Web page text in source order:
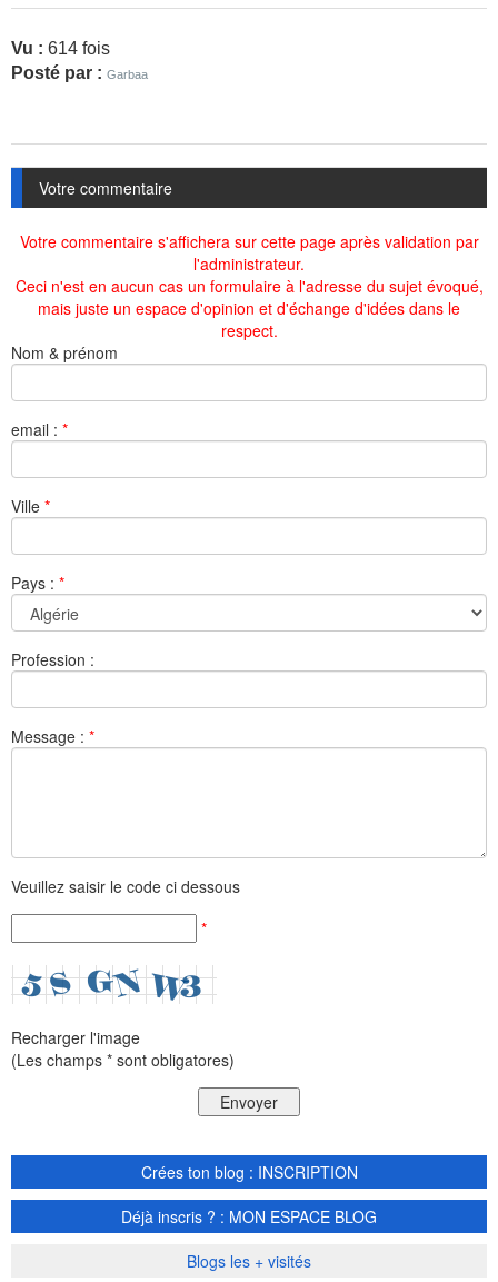
Vu : 614 fois
Posté par : Garbaa
Votre commentaire
Votre commentaire s'affichera sur cette page après validation par
l'administrateur.
Ceci n'est en aucun cas un formulaire à l'adresse du sujet évoqué,
mais juste un espace d'opinion et d'échange d'idées dans le
respect.
Nom & prénom
email : *
Ville *
Pays : *
Profession :
Message : *
Veuillez saisir le code ci dessous
*
Recharger l'image
(Les champs * sont obligatores)
Crées ton blog : INSCRIPTION
Déjà inscris ? : MON ESPACE BLOG
Blogs les + visités